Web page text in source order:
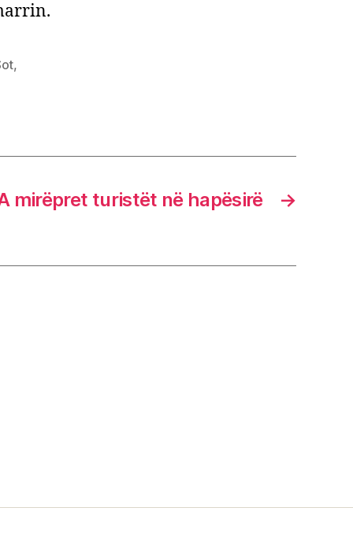
,
→
mirëpret turistët në hapësirë